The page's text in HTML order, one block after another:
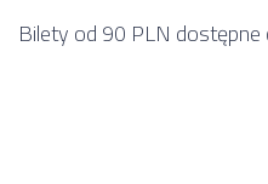
Bilety od 90 PLN